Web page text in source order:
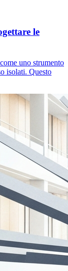
le
uno strumento
isolati. Questo